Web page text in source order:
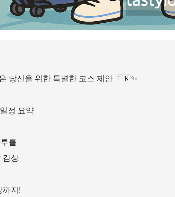
당신을 위한 특별한 코스 제안 🇹🇼✨
정 요약
를
감상
까지!